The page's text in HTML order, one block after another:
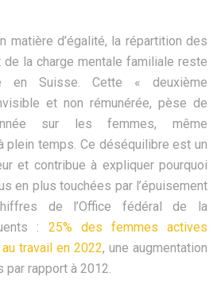
matière d’égalité, la répartition des
la charge mentale familiale reste
en Suisse. Cette « deuxième
et non rémunérée, pèse de
sur les femmes, même
plein temps. Ce déséquilibre est un
et contribue à expliquer pourquoi
en plus touchées par l’épuisement
de l’Office fédéral de la
: 25% des femmes actives
travail en 2022, une augmentation
rapport à 2012.